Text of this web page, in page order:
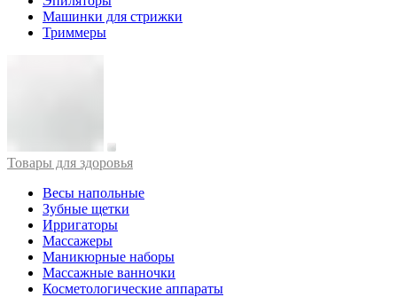
Машинки для стрижки
Триммеры
Товары для здоровья
Весы напольные
Зубные щетки
Ирригаторы
Массажеры
Маникюрные наборы
Массажные ванночки
Косметологические аппараты